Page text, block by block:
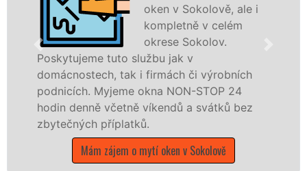
oken v Sokolově, ale i
kompletně v celém
okrese Sokolov.
službu jak v
i firmách či výrobních
okna NON-STOP 24
víkendů a svátků bez
o mytí oken v Sokolově
po celém okrese
franchisových
UKLÍZENÍ, a to i